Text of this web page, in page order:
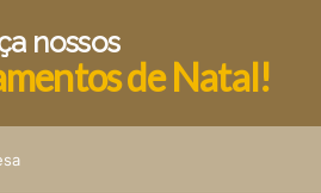
nossos
de Natal!